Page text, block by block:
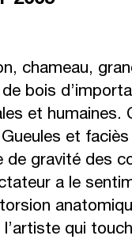
chameau,
bois
et
et
de gravité des
a le
l’artiste qui